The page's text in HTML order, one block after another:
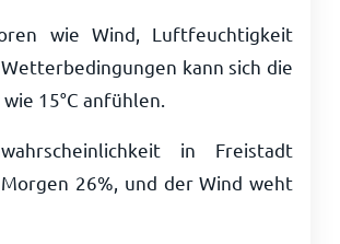
wie Wind, Luftfeuchtigkeit
kann sich die
15°C anfühlen.
in Freistadt
26%, und der Wind weht